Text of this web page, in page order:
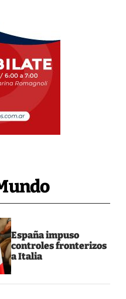
España impuso
controles fronterizos
a Italia